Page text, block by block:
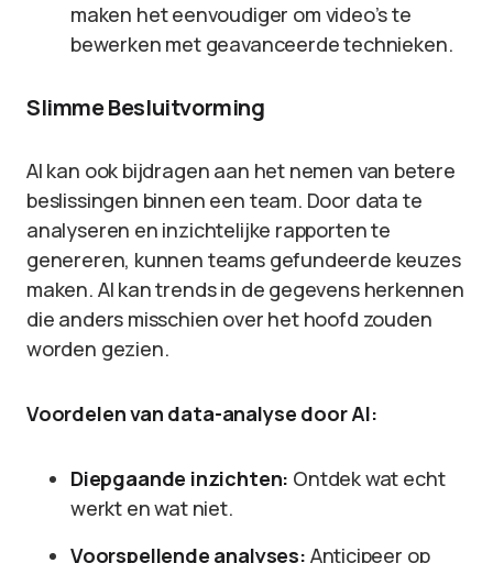
maken het eenvoudiger om video’s te
bewerken met geavanceerde technieken.
Slimme Besluitvorming
AI kan ook bijdragen aan het nemen van betere
beslissingen binnen een team. Door data te
analyseren en inzichtelijke rapporten te
genereren, kunnen teams gefundeerde keuzes
maken. AI kan trends in de gegevens herkennen
die anders misschien over het hoofd zouden
worden gezien.
Voordelen van data-analyse door AI:
Diepgaande inzichten: Ontdek wat echt
werkt en wat niet.
Voorspellende analyses: Anticipeer op